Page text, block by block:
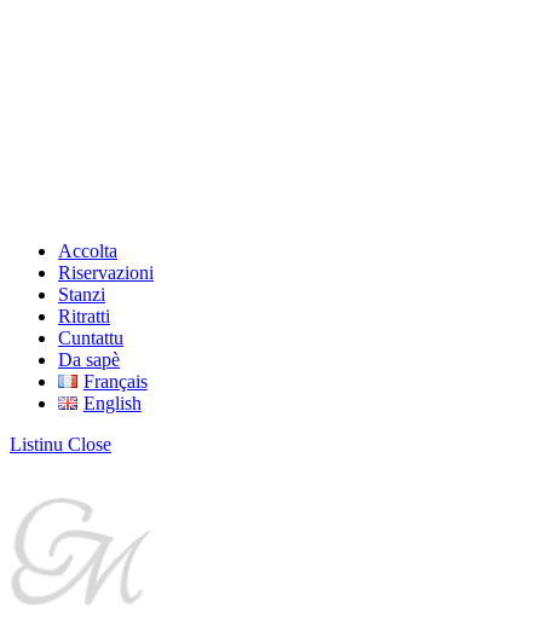
Accolta
Riservazioni
Stanzi
Ritratti
Cuntattu
Da sapè
Français
English
Listinu Close